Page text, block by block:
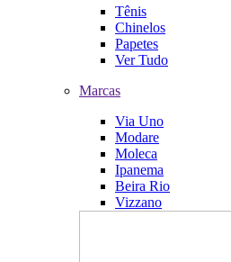
Tênis
Chinelos
Papetes
Ver Tudo
Marcas
Via Uno
Modare
Moleca
Ipanema
Beira Rio
Vizzano